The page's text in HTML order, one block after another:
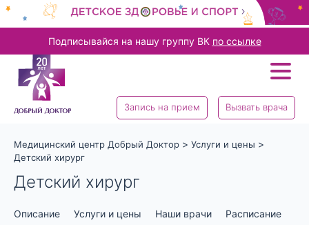
Подписывайся на нашу группу ВК по ссылке
Запись на прием Вызвать врача
Медицинский центр Добрый Доктор > Услуги и цены >
Детский хирург
Детский хирург
Описание Услуги и цены Наши врачи Расписание